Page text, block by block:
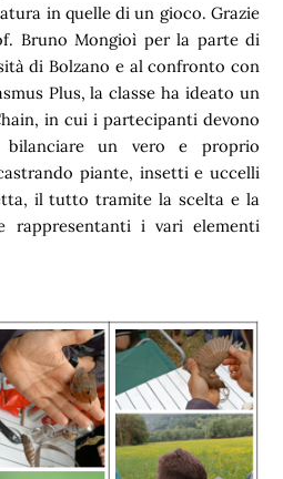
in quelle di un gioco. Grazie
Bruno Mongioì per la parte di
di Bolzano e al confronto con
Plus, la classe ha ideato un
in cui i partecipanti devono
un vero e proprio
piante, insetti e uccelli
il tutto tramite la scelta e la
rappresentanti i vari elementi